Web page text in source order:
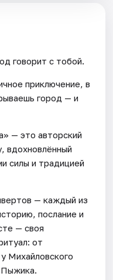
говорит с тобой.
приключение, в
город — и
— это авторский
вдохновлённый
силы и традицией
— каждый из
послание и
— своя
от
Михайловского
Пыжика.